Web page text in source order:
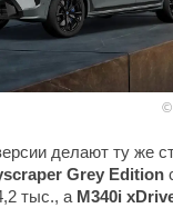
делают ту же
Grey Edition
тыс., а M340i